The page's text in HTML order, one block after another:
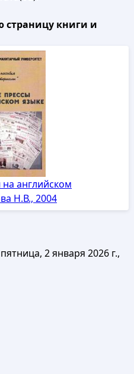
страницу книги и
английском
Н.В., 2004
пятница, 2 января 2026 г.,